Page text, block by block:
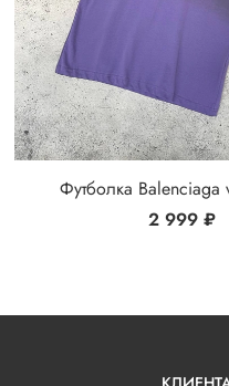
Футболка
2 999 ₽